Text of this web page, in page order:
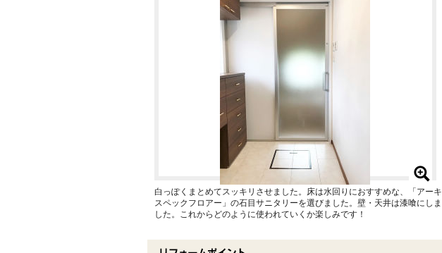
白っぽくまとめてスッキリさせました。床は水回りにおすすめな、「アーキ
スペックフロアー」の石目サニタリーを選びました。壁・天井は漆喰にしま
した。これからどのように使われていくか楽しみです！